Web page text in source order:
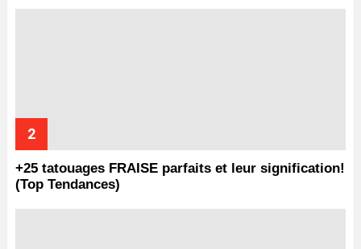
+25 tatouages ​​FRAISE parfaits et leur signification!
(Top Tendances)